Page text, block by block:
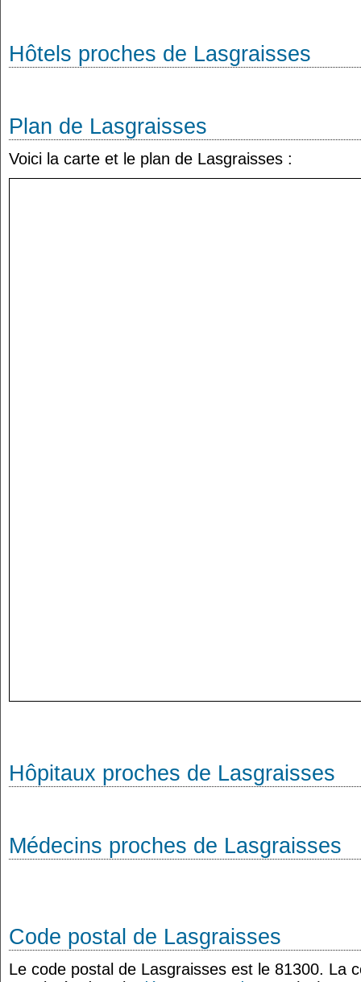
Hôtels proches de Lasgraisses
Plan de Lasgraisses
Voici la carte et le plan de Lasgraisses :
Hôpitaux proches de Lasgraisses
Médecins proches de Lasgraisses
Code postal de Lasgraisses
Le code postal de Lasgraisses est le 81300. La